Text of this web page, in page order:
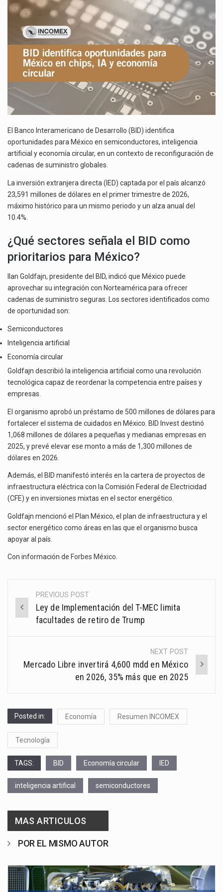
El superávit comercial de México con Estados Unidos alcanzó 102,581 millones de dólares (mdd) en…
El Tribunal Federal de Justicia Administrativa (TFJA), a través de su Segunda Sala Regional en…
CHIPS,
IA
Y
ECONOMÍA
CIRCULAR
El Banco Interamericano de Desarrollo (BID) identifica
oportunidades para México en semiconductores, inteligencia
artificial y economía circular, en un contexto de reconfiguración de
cadenas de suministro globales.
La inversión extranjera directa (IED) captada por el país alcanzó
23,591 millones de dólares en el primer trimestre de 2026,
máximo histórico para un mismo periodo y un alza anual del
10.4%.
¿Qué sectores señala el BID como
prioritarios para México?
Ilan Goldfajn, presidente del BID, indicó que México puede
aprovechar su integración con Norteamérica para ofrecer
cadenas de suministro seguras. Los sectores identificados como
de oportunidad son:
Semiconductores
Inteligencia artificial
Economía circular
Goldfajn describió la inteligencia artificial como una revolución
tecnológica capaz de reordenar la competencia entre países y
empresas.
El organismo aprobó un préstamo de 500 millones de dólares para
fortalecer el sistema de cuidados en México. BID Invest destinó
1,068 millones de dólares a pequeñas y medianas empresas en
2025, y prevé elevar ese monto a más de 1,300 millones de
dólares en 2026.
Además, el BID manifestó interés en la cartera de proyectos de
infraestructura eléctrica con la Comisión Federal de Electricidad
(CFE) y en inversiones mixtas en el sector energético.
Goldfajn mencionó el Plan México, el plan de infraestructura y el
sector energético como áreas en las que el organismo busca
apoyar al país.
Con información de Forbes México.
Post
navigation
PREVIOUS POST
Ley de Implementación del T-MEC limita
facultades de retiro de Trump
NEXT POST
Mercado Libre invertirá 4,600 mdd en México
en 2026, 35% más que en 2025
Posted in: Economía Resumen INCOMEX
Tecnología
TAGS: BID Economía circular IED
inteligencia artifical semiconductores
MAS ARTICULOS
POR EL MISMO AUTOR